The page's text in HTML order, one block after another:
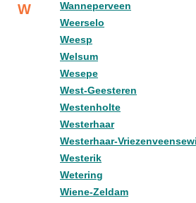
W
Wanneperveen
Weerselo
Weesp
Welsum
Wesepe
West-Geesteren
Westenholte
Westerhaar
Westerhaar-
Westerik
Wetering
Wiene-Zeldam